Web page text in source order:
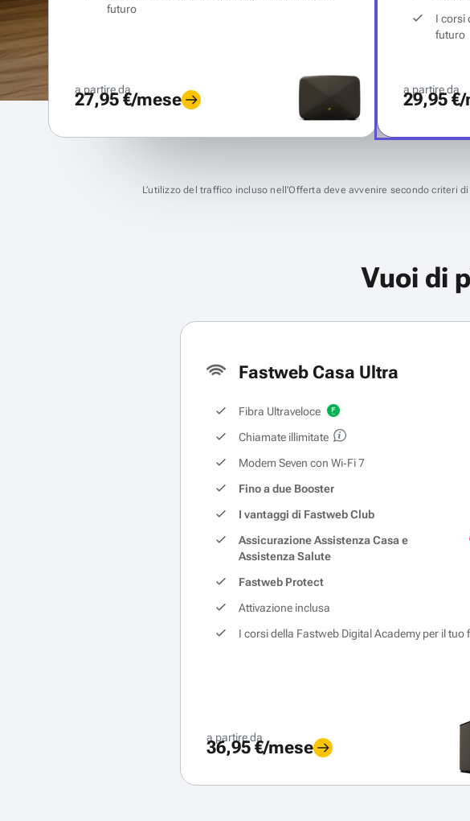
futuro
a partire da
27,95 €/mese
I corsi
futuro
a partire da
29,95
L’utilizzo del traffico incluso nell’Offerta deve avvenire secondo criteri
Vuoi di
Fastweb Casa Ultra
Fibra Ultraveloce
Chiamate illimitate
Modem Seven con Wi‑Fi 7
Fino a due Booster
I vantaggi di Fastweb Club
Assicurazione Assistenza Casa e
Assistenza Salute
Fastweb Protect
Attivazione inclusa
I corsi della Fastweb Digital Academy per il tuo
a partire da
36,95 €/mese